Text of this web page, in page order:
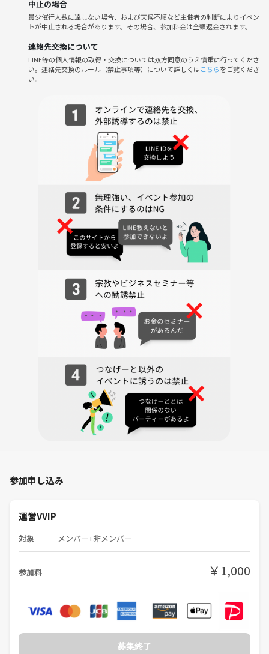
参加特典
・「とにかく友達作り」がメインの安心設計
・午後から参加しやすい時間帯
・内向型（I型）の方も疲れにくいゆったりペースを心がけます
・途中退出・遅刻OK（事前連絡いただけると助かります）
・二次会は完全に有志・自由参加です
思考が合う友だちと仲良くなりたい！という方、ぜひPITMILにお越しく
中止の場合
最少催行人数に達しない場合、および天候不順など主催者の判断によりイベン
トが中止される場合があります。その場合、参加料金は全額返金されます。
連絡先交換について
LINE等の個人情報の取得・交換については双方同意のうえ慎重に行ってくださ
い。連絡先交換のルール（禁止事項等）について詳しくはこちらをご覧くださ
い。
参加申し込み
運営VVIP
対象 メンバー+非メンバー
参加料 ￥1,000
募集終了